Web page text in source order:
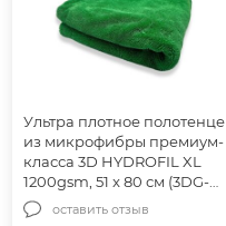
Ультра плотное полотенце
из микрофибры премиум-
класса 3D HYDROFIL XL
1200gsm, 51 x 80 см (3DG-
1200)оставить отзыв